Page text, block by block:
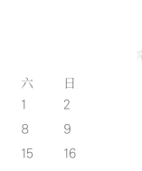
六 日
1
2
8
9
15
16